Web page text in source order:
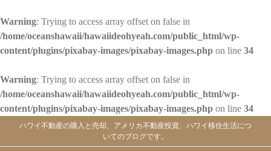
Warning: Trying to access array offset on false in
/home/oceanshawaii/hawaiideohyeah.com/public_html/wp-
content/plugins/pixabay-images/pixabay-images.php on line 34
Warning: Trying to access array offset on false in
/home/oceanshawaii/hawaiideohyeah.com/public_html/wp-
content/plugins/pixabay-images/pixabay-images.php on line 34
ハワイ不動産の購入と売却、アメリカ不動産投資、ハワイ移住生活につ
いてのブログです。